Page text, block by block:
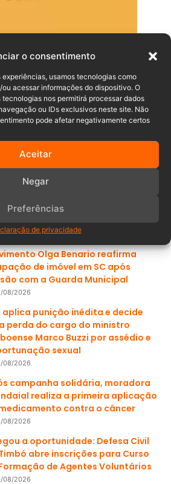
o consentimento
experiências, usamos tecnologias como
acessar informações do dispositivo. O
nos permitirá processar dados
ou IDs exclusivos neste site. Não
pode afetar negativamente certos
Aceitar
Negar
Preferências
de privacidade
boiando em rio impróprio para
em SC mobiliza bombeiros após
de afogamento
08/2026
Olga Benario reafirma
de imóvel em SC após
com a Guarda Municipal
08/2026
aplica punição inédita e decide
perda do cargo do ministro
Marco Buzzi por assédio e
sexual
08/2026
campanha solidária, moradora
realiza a primeira aplicação
contra o câncer
08/2026
a oportunidade: Defesa Civil
abre inscrições para Curso
de Agentes Voluntários
08/2026